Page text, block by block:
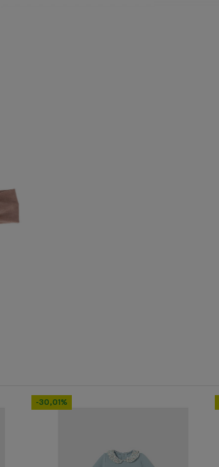
-30,01%